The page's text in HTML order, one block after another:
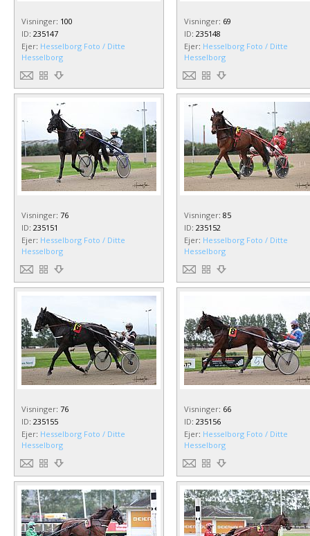
Visninger: 100
ID: 235147
Ejer: Hesselborg Foto / Ditte
Hesselborg
Visninger: 69
ID: 235148
Ejer: Hesselborg Foto / Ditte
Hesselborg
Visninger: 76
ID: 235151
Ejer: Hesselborg Foto / Ditte
Hesselborg
Visninger: 85
ID: 235152
Ejer: Hesselborg Foto / Ditte
Hesselborg
Visninger: 76
ID: 235155
Ejer: Hesselborg Foto / Ditte
Hesselborg
Visninger: 66
ID: 235156
Ejer: Hesselborg Foto / Ditte
Hesselborg